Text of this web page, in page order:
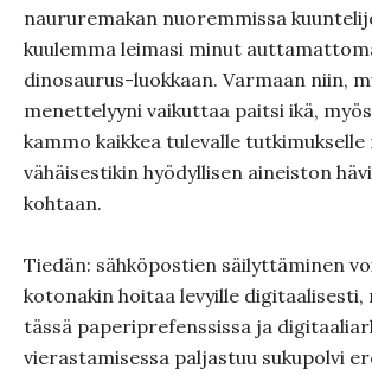
naururemakan nuoremmissa
kuulemma leimasi minut
dinosaurus-luokkaan. Varmaan niin,
menettelyyni vaikuttaa paitsi ikä,
kammo kaikkea tulevalle
vähäisestikin hyödyllisen aineiston
kohtaan.
Tiedän: sähköpostien säilyttäminen
kotonakin hoitaa levyille
tässä paperiprefenssissa ja
vierastamisessa paljastuu sukupolvi